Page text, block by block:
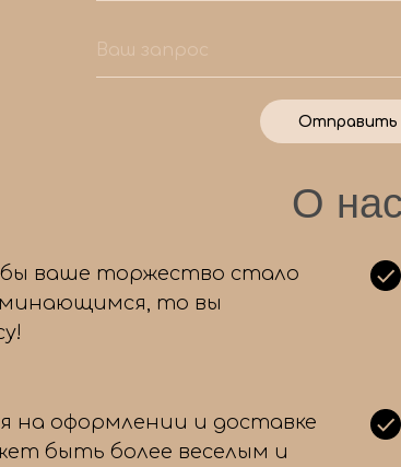
Ответьте на несколько простых
воздушных шаров. А еще вас
Для какого повода
шары?
Отправить
О нас
ваше торжество стало
то вы
на оформлении и доставке
быть более веселым и